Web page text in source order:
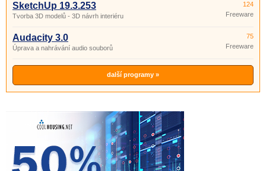
SketchUp 19.3.253
Tvorba 3D modelů - 3D návrh interiéru
124
Freeware
Audacity 3.0
Úprava a nahrávání audio souborů
75
Freeware
další programy »